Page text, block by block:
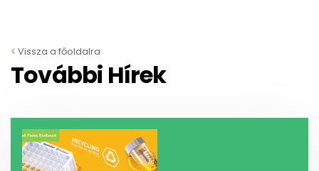
Vissza a főoldalra
További Hírek